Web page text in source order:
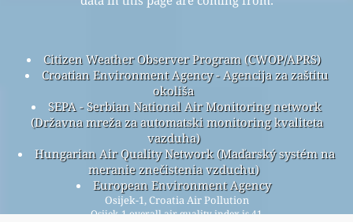
Citizen Weather Observer Program (CWOP/APRS)
Croatian Environment Agency - Agencija za zaštitu
okoliša
SEPA - Serbian National Air Monitoring network
(Državna mreža za automatski monitoring kvaliteta
vazduha)
Hungarian Air Quality Network (Maďarský systém na
meranie znečistenia vzduchu)
European Environment Agency
Osijek-1, Croatia Air Pollution
Osijek-1 overall air quality index is 41